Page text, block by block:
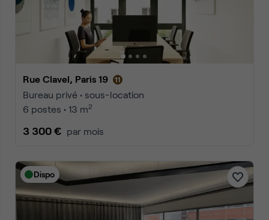
Rue Clavel, Paris 19
Bureau privé • sous-location
6 postes • 13 m2
3 300 € par mois
Dispo